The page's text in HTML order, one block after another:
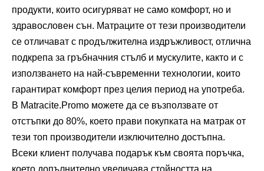
продукти, които осигуряват не само комфорт, но и
здравословен сън. Матраците от тези производители
се отличават с продължителна издръжливост, отлична
подкрепа за гръбначния стълб и мускулите, както и с
използването на най-съвременни технологии, които
гарантират комфорт през целия период на употреба.
В Matracite.Promo можете да се възползвате от
отстъпки до 80%, което прави покупката на матрак от
тези топ производители изключително достъпна.
Всеки клиент получава подарък към своята поръчка,